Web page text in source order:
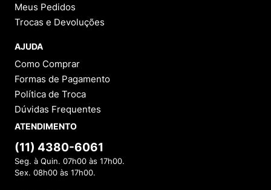
Meus Pedidos
Trocas e Devoluções
AJUDA
Como Comprar
Formas de Pagamento
Política de Troca
Dúvidas Frequentes
ATENDIMENTO
(11) 4380-6061
Seg. à Quin. 07h00 às 17h00.
Sex. 08h00 às 17h00.